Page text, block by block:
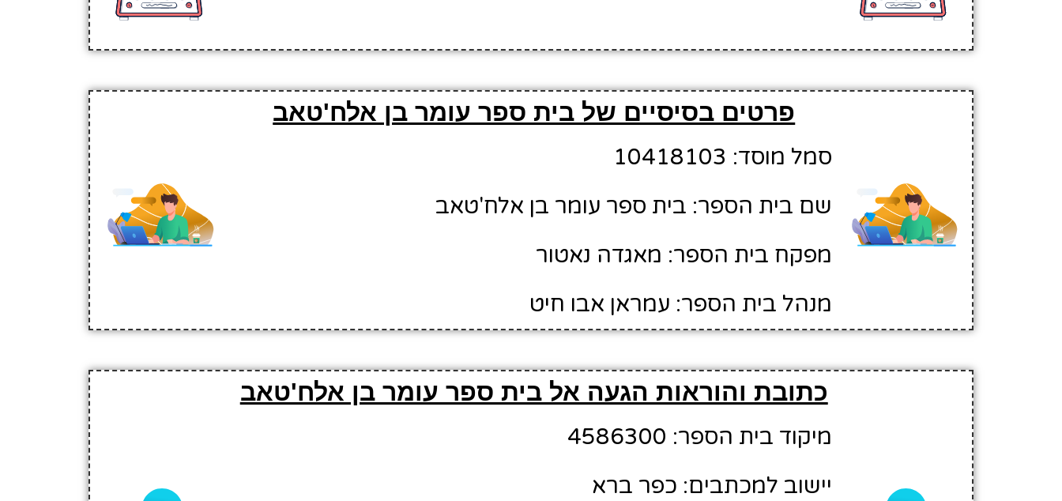
פרטים בסיסיים של בית ספר עומר בן אלח'טאב
סמל מוסד: 10418103
שם בית הספר: בית ספר עומר בן אלח'טאב
מפקח בית הספר: מאגדה נאטור
מנהל בית הספר: עמראן אבו חיט
כתובת והוראות הגעה אל בית ספר עומר בן אלח'טאב
מיקוד בית הספר: 4586300
יישוב למכתבים: כפר ברא